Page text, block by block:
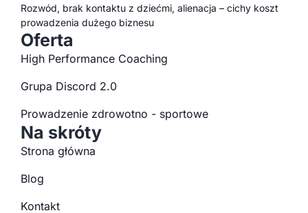
Rozwód, brak kontaktu z dziećmi, alienacja – cichy koszt
prowadzenia dużego biznesu
Oferta
High Performance Coaching
Grupa Discord 2.0
Prowadzenie zdrowotno - sportowe
Na skróty
Strona główna
Blog
Kontakt